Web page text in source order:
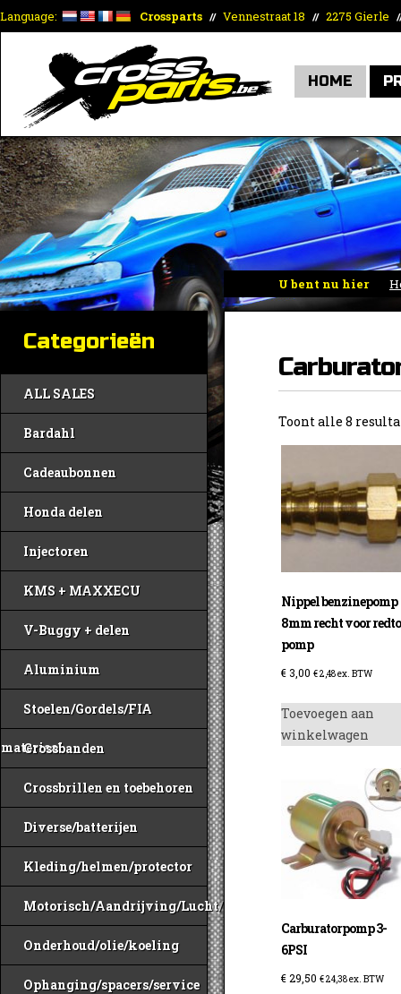
Language: Crossparts // Vennestraat 18 // 2275 Gierle
HOME
U bent nu hier
toebehoren»
Categorieën
ALL SALES
Bardahl
Cadeaubonnen
Honda delen
Injectoren
KMS + MAXXECU
V-Buggy + delen
Aluminium
Stoelen/Gordels/FIA
materiaal
Crossbanden
Crossbrillen en toebehoren
Diverse/batterijen
Kleding/helmen/protector
Motorisch/Aandrijving/Lucht/Benzine
Onderhoud/olie/koeling
Ophanging/spacers/service
Toont alle 8
Nippel benzinepomp
8mm recht voor
pomp
€ 3,00 €2,48ex. BTW
Toevoegen aan
winkelwagen
Carburatorpomp 3-
6PSI
€29,50 €24,38ex. BTW